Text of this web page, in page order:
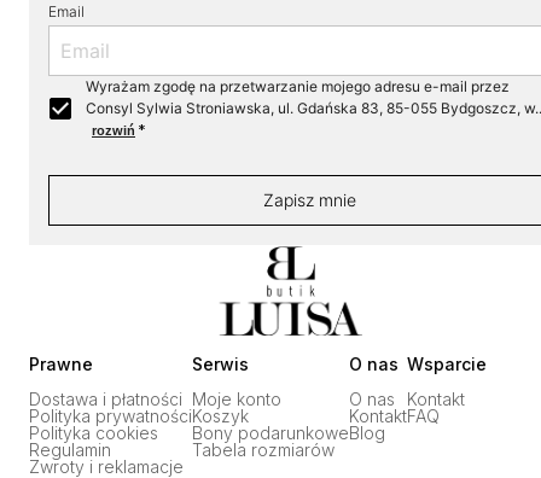
Prawne
Dostawa i płatności
Polityka prywatności
Polityka cookies
Regulamin
Zwroty i reklamacje
Serwis
Moje konto
Koszyk
Bony podarunkowe
Tabela rozmiarów
O nas
O nas
Kontakt
Blog
Wsparcie
Kontakt
FAQ
Email
Wyrażam zgodę na przetwarzanie mojego adresu e-mail przez
Consyl Sylwia Stroniawska, ul. Gdańska 83, 85-055 Bydgoszcz,
rozwiń *
Zapisz mnie